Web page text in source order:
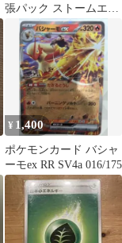
張パック ストームエメ
ラルダ キラ 043/076
¥ 1,400
ポケモンカード バシャ
ーモex RR SV4a 016/175